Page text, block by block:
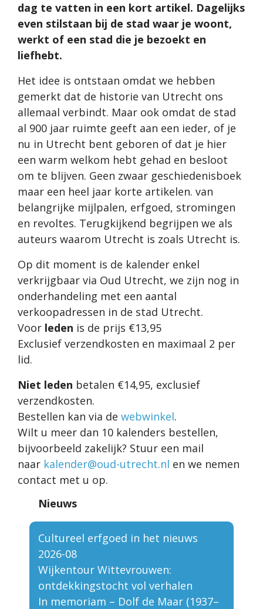
dag te vatten in een kort artikel. Dagelijks
even stilstaan bij de stad waar je woont,
werkt of een stad die je bezoekt en
liefhebt.
Het idee is ontstaan omdat we hebben
gemerkt dat de historie van Utrecht ons
allemaal verbindt. Maar ook omdat de stad
al 900 jaar ruimte geeft aan een ieder, of je
nu in Utrecht bent geboren of dat je hier
een warm welkom hebt gehad en besloot
om te blijven. Geen zwaar geschiedenisboek
maar een heel jaar korte artikelen. van
belangrijke mijlpalen, erfgoed, stromingen
en revoltes. Terugkijkend begrijpen we als
auteurs waarom Utrecht is zoals Utrecht is.
Op dit moment is de kalender enkel
verkrijgbaar via Oud Utrecht, we zijn nog in
onderhandeling met een aantal
verkoopadressen in de stad Utrecht.
Voor leden is de prijs €13,95
Exclusief verzendkosten en maximaal 2 per
lid.
Niet leden betalen €14,95, exclusief
verzendkosten.
Bestellen kan via de webwinkel.
Wilt u meer dan 10 kalenders bestellen,
bijvoorbeeld zakelijk? Stuur een mail
naar kalender@oud-utrecht.nl en we nemen
contact met u op.
Nieuws
Cultureel erfgoed in het nieuws
2026-08
Wijkentour Wittevrouwen:
ontdekkingstocht vol verhalen
In memoriam – Dolf de Maar (1937–